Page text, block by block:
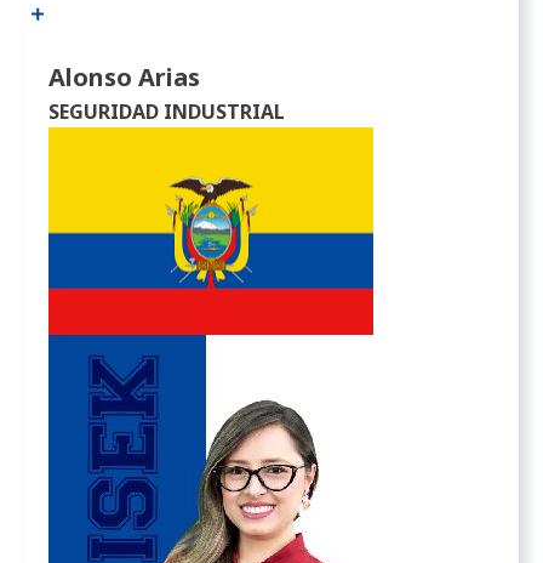
Alonso Arias
SEGURIDAD INDUSTRIAL